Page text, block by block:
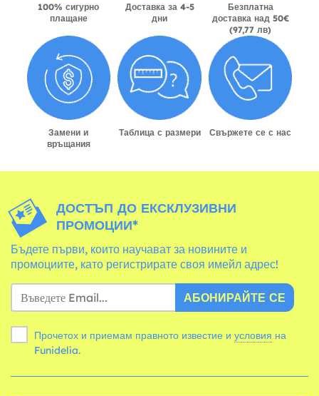
100% сигурно
плащане
Доставка за 4-5
дни
Безплатна
доставка над 50€
(97,77 лв)
Замени и
връщания
Таблица с размери Свържете се с нас
ДОСТЪП ДО ЕКСКЛУЗИВНИ
ПРОМОЦИИ*
Бъдете първи, които научават за новините и
промоциите, като регистрирате своя имейл адрес!
АБОНИРАЙТЕ СЕ
Прочетох и приемам правното известие и условия
Funidelia.